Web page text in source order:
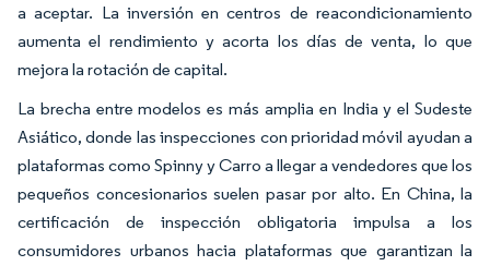
a aceptar. La inversión en centros de reacondicionamiento
aumenta el rendimiento y acorta los días de venta, lo que
mejora la rotación de capital.
La brecha entre modelos es más amplia en India y el Sudeste
Asiático, donde las inspecciones con prioridad móvil ayudan a
plataformas como Spinny y Carro a llegar a vendedores que los
pequeños concesionarios suelen pasar por alto. En China, la
certificación de inspección obligatoria impulsa a los
consumidores urbanos hacia plataformas que garantizan la